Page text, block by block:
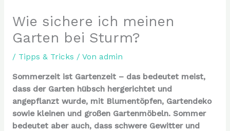
Wie sichere ich meinen
Garten bei Sturm?
/ Tipps & Tricks / Von admin
Sommerzeit ist Gartenzeit – das bedeutet meist,
dass der Garten hübsch hergerichtet und
angepflanzt wurde, mit Blumentöpfen, Gartendeko
sowie kleinen und großen Gartenmöbeln. Sommer
bedeutet aber auch, dass schwere Gewitter und